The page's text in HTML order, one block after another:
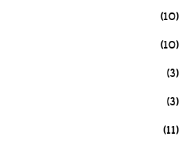
(10)
(10)
(3)
(3)
(11)